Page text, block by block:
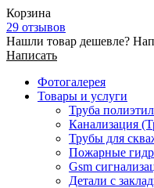
Корзина
29 отзывов
Нашли товар дешевле?
Написать
Фотогалерея
Товары и услуги
Труба
Канализация
Трубы для
Пожарные
Gsm
Детали с